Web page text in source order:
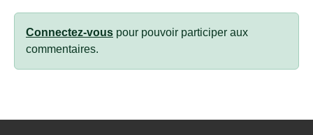
Connectez-vous pour pouvoir participer aux
commentaires.